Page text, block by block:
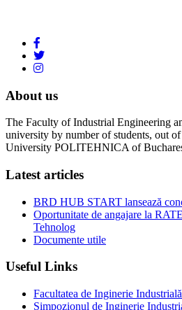
About us
The Faculty of Industrial Engineering
university by number of students, out
University POLITEHNICA of
Latest articles
BRD HUB START lansează
Oportunitate de angajare la
Tehnolog
Documente utile
Useful Links
Facultatea de Inginerie
Simpozionul de Inginerie